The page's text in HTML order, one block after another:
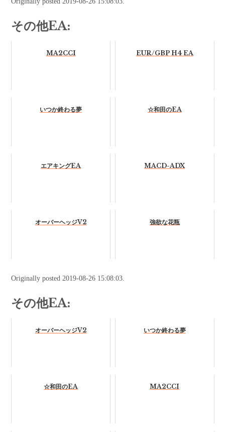
その他EA:
MA2CCI EUR/GBP H4 EA
いつか終わる夢 ☆和田のEA
エアキングEA MACD-ADX
オーバーヘッジV2 強欲な花瓶
Originally posted 2019-08-26 15:08:03.
その他EA:
オーバーヘッジV2 いつか終わる夢
☆和田のEA MA2CCI